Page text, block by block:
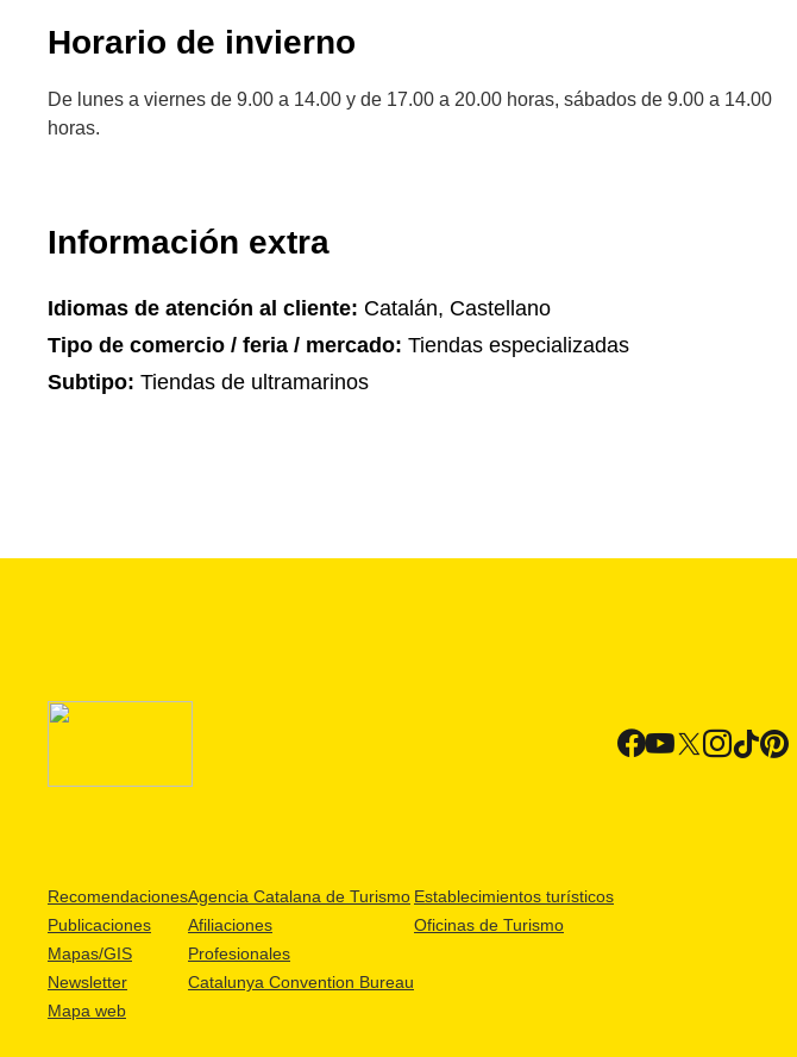
Horario de invierno
De lunes a viernes de 9.00 a 14.00 y de 17.00 a 20.00 horas, sábados de 9.00 a 14.00
horas.
Información extra
Idiomas de atención al cliente: Catalán, Castellano
Tipo de comercio / feria / mercado: Tiendas especializadas
Subtipo: Tiendas de ultramarinos
Recomendaciones
Publicaciones
Mapas/GIS
Newsletter
Mapa web
Agencia Catalana de Turismo
Afiliaciones
Profesionales
Catalunya Convention Bureau
Establecimientos turísticos
Oficinas de Turismo